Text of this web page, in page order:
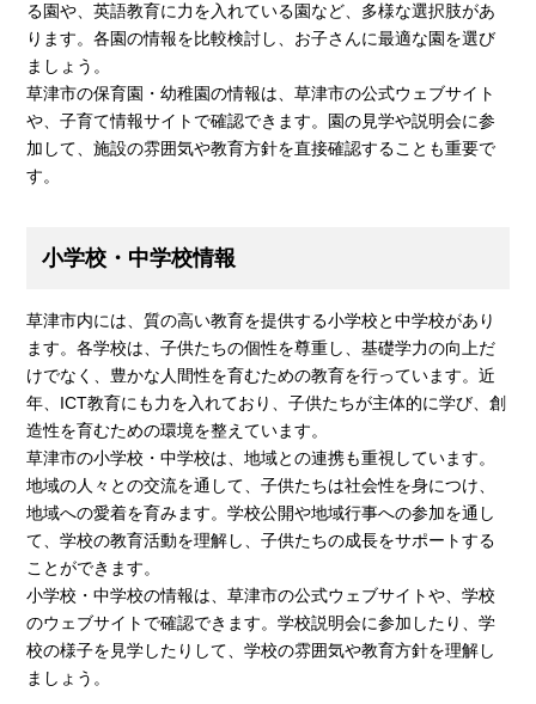
る園や、英語教育に力を入れている園など、多様な選択肢があ
ります。各園の情報を比較検討し、お子さんに最適な園を選び
ましょう。
草津市の保育園・幼稚園の情報は、草津市の公式ウェブサイト
や、子育て情報サイトで確認できます。園の見学や説明会に参
加して、施設の雰囲気や教育方針を直接確認することも重要で
す。
小学校・中学校情報
草津市内には、質の高い教育を提供する小学校と中学校があり
ます。各学校は、子供たちの個性を尊重し、基礎学力の向上だ
けでなく、豊かな人間性を育むための教育を行っています。近
年、ICT教育にも力を入れており、子供たちが主体的に学び、創
造性を育むための環境を整えています。
草津市の小学校・中学校は、地域との連携も重視しています。
地域の人々との交流を通して、子供たちは社会性を身につけ、
地域への愛着を育みます。学校公開や地域行事への参加を通し
て、学校の教育活動を理解し、子供たちの成長をサポートする
ことができます。
小学校・中学校の情報は、草津市の公式ウェブサイトや、学校
のウェブサイトで確認できます。学校説明会に参加したり、学
校の様子を見学したりして、学校の雰囲気や教育方針を理解し
ましょう。